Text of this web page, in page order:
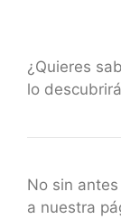
¿Quieres
lo
No sin
a nuestra